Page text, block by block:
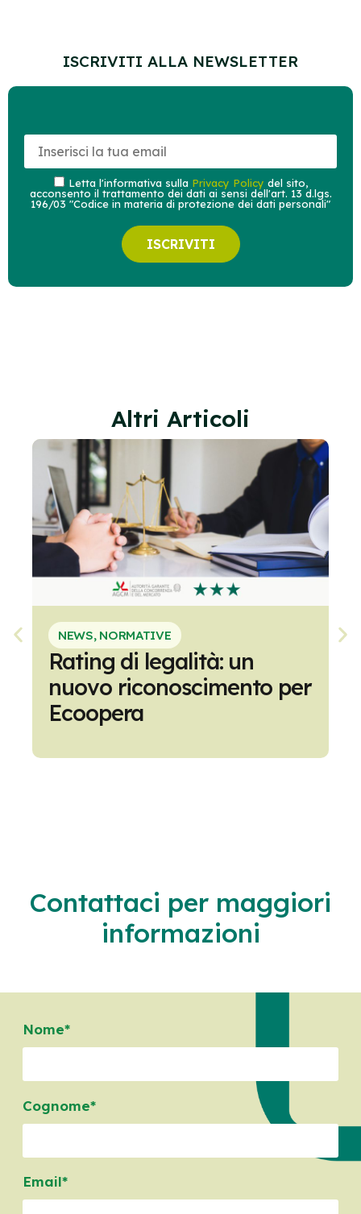
ISCRIVITI ALLA NEWSLETTER
Letta l'informativa sulla Privacy Policy del sito,
acconsento il trattamento dei dati ai sensi dell'art. 13 d.lgs.
196/03 "Codice in materia di protezione dei dati personali"
ISCRIVITI
Altri Articoli
NEWS, NORMATIVE
Rating di legalità: un
nuovo riconoscimento per
Ecoopera
Contattaci per maggiori
informazioni
Nome*
Cognome*
Email*